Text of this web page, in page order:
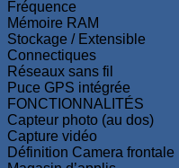
Fréquence
Mémoire RAM
Stockage / Extensible
Connectiques
Réseaux sans fil
Puce GPS intégrée
FONCTIONNALITÉS
Capteur photo (au dos)
Capture vidéo
Définition Camera frontale